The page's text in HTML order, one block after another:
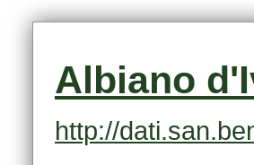
Albiano
http://